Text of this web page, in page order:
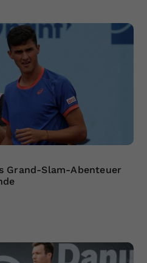
Grand-Slam-Abenteuer
Unter anderem eine
ID, für die
Speicherung Ihrer
Einstellungen, falls der
Betreiber dies eingestellt